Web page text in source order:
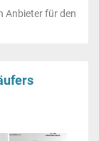
Anbieter für den